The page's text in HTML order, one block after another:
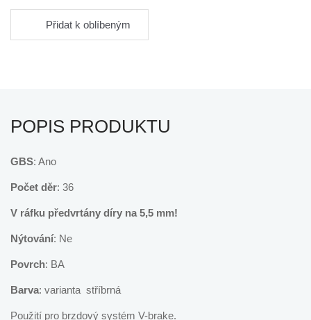
Přidat k oblíbeným
POPIS PRODUKTU
GBS: Ano
Počet děr: 36
V ráfku předvrtány díry na 5,5 mm!
Nýtování: Ne
Povrch: BA
Barva: varianta stříbrná
Použití pro brzdový systém V-brake.